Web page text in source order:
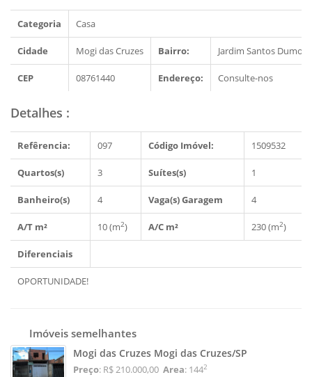
Categoria Casa
Cidade Mogi das Cruzes Bairro: Jardim Santos
CEP 08761440 Endereço: Consulte-nos
Detalhes :
Refêrencia: 097 Código Imóvel: 1509532
Quartos(s) 3 Suítes(s) 1
Banheiro(s) 4 Vaga(s) Garagem 4
A/T m² 10 (m2) A/C m² 230 (m2)
Diferenciais
OPORTUNIDADE!
Imóveis semelhantes
Mogi das Cruzes Mogi das Cruzes/SP
Preço: R$ 210.000,00 Area: 1442